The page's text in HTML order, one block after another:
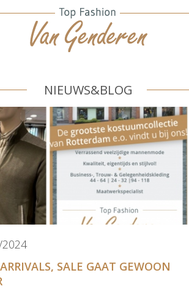
NIEUWS&BLOG
SALE GAAT GEWOON